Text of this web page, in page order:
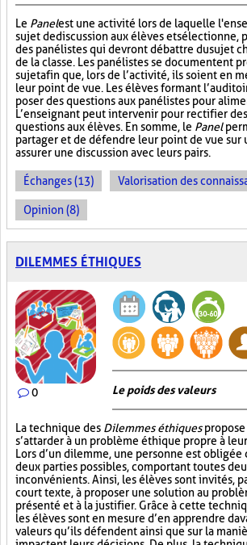
Le Panelest une activité lors de laquelle
sujet de discussion aux élèves et sélectionne,
des panélistes qui devront débattre du sujet
de la classe. Les panélistes se documentent
sujet afin que, lors de l’activité, ils soient en
leur point de vue. Les élèves formant
poser des questions aux panélistes pour
L’enseignant peut intervenir pour rectifier
questions aux élèves. En somme, le Panel
partager et de défendre leur point de vue sur
assurer une discussion avec leurs pairs.
Échanges (13) Valorisation des
Opinion (8)
DILEMMES ÉTHIQUES
0 Le poids des valeurs
La technique des Dilemmes éthiquespropose
s’attarder à un problème éthique propre à
Lors d’un dilemme, une personne est
deux parties possibles, comportant toutes
inconvénients. Ainsi, les élèves sont invités,
court texte, à proposer une solution au
présenté et à la justifier. Grâce à cette
les élèves sont en mesure d’en apprendre
valeurs qu’ils défendent ainsi que sur la